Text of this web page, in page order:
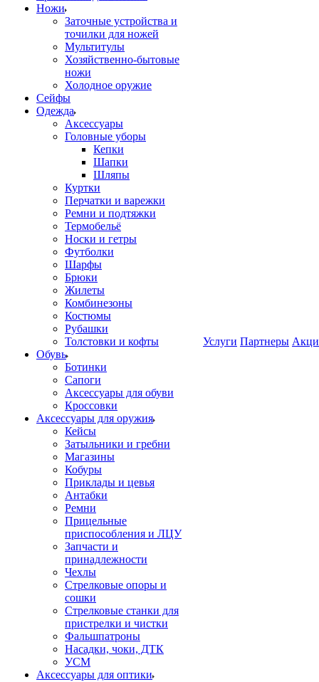
Ножи
Заточные устройства и
точилки для ножей
Мультитулы
Хозяйственно-бытовые
ножи
Холодное оружие
Сейфы
Одежда
Аксессуары
Головные уборы
Кепки
Шапки
Шляпы
Куртки
Перчатки и варежки
Ремни и подтяжки
Термобельё
Носки и гетры
Футболки
Шарфы
Брюки
Жилеты
Комбинезоны
Костюмы
Рубашки
Толстовки и кофты
Обувь
Ботинки
Сапоги
Аксессуары для обуви
Кроссовки
Аксессуары для оружия
Кейсы
Затыльники и гребни
Магазины
Кобуры
Приклады и цевья
Антабки
Ремни
Прицельные
приспособления и ЛЦУ
Запчасти и
принадлежности
Чехлы
Стрелковые опоры и
сошки
Стрелковые станки для
пристрелки и чистки
Фальшпатроны
Насадки, чоки, ДТК
УСМ
Аксессуары для оптики
Услуги Партнеры